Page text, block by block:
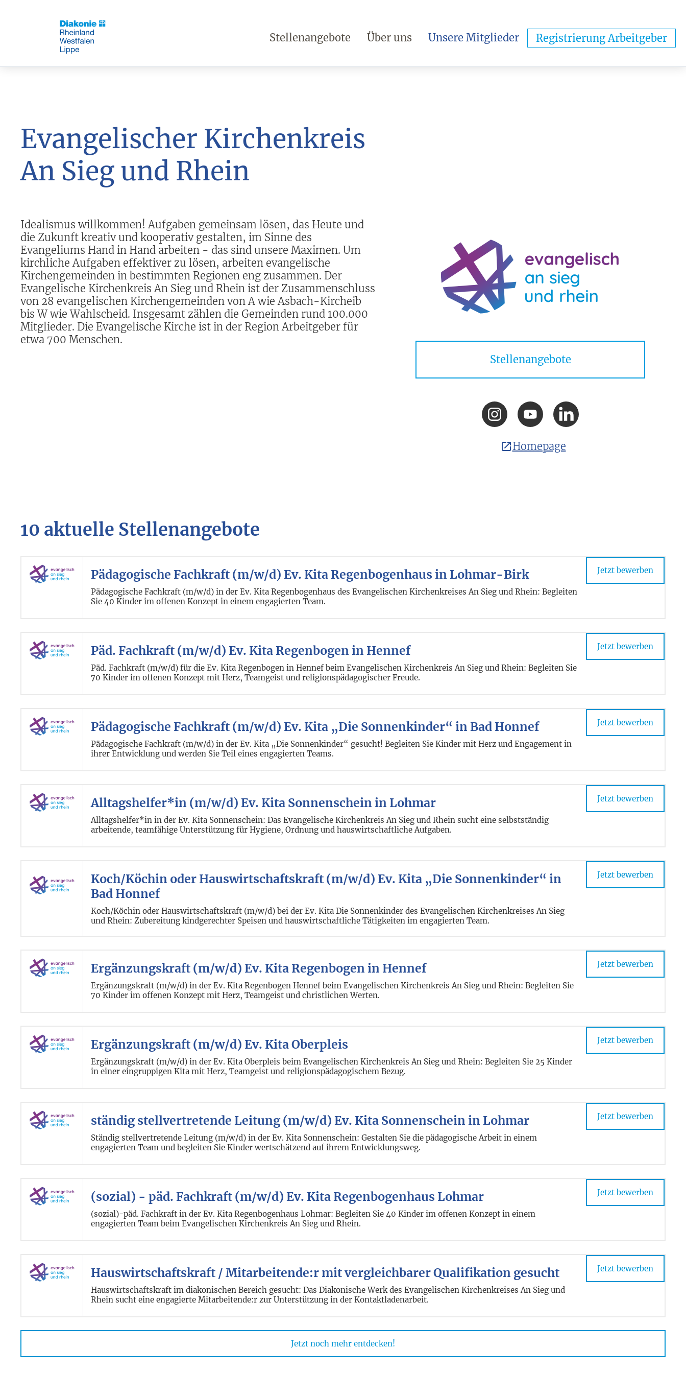
Stellenangebote Über uns Unsere Mitglieder Registrierung Arbeitgeber
Evangelischer Kirchenkreis
An Sieg und Rhein
Idealismus willkommen! Aufgaben gemeinsam lösen, das Heute und
die Zukunft kreativ und kooperativ gestalten, im Sinne des
Evangeliums Hand in Hand arbeiten - das sind unsere Maximen. Um
kirchliche Aufgaben effektiver zu lösen, arbeiten evangelische
Kirchengemeinden in bestimmten Regionen eng zusammen. Der
Evangelische Kirchenkreis An Sieg und Rhein ist der Zusammenschluss
von 28 evangelischen Kirchengemeinden von A wie Asbach-Kircheib
bis W wie Wahlscheid. Insgesamt zählen die Gemeinden rund 100.000
Mitglieder. Die Evangelische Kirche ist in der Region Arbeitgeber für
etwa 700 Menschen.
Stellenangebote
Homepage
10 aktuelle Stellenangebote
Pädagogische Fachkraft (m/w/d) Ev. Kita Regenbogenhaus in Lohmar-Birk
Pädagogische Fachkraft (m/w/d) in der Ev. Kita Regenbogenhaus des Evangelischen Kirchenkreises An Sieg und Rhein: Begleiten
Sie 40 Kinder im offenen Konzept in einem engagierten Team.
Jetzt bewerben
Päd. Fachkraft (m/w/d) Ev. Kita Regenbogen in Hennef
Päd. Fachkraft (m/w/d) für die Ev. Kita Regenbogen in Hennef beim Evangelischen Kirchenkreis An Sieg und Rhein: Begleiten Sie
70 Kinder im offenen Konzept mit Herz, Teamgeist und religionspädagogischer Freude.
Jetzt bewerben
Pädagogische Fachkraft (m/w/d) Ev. Kita „Die Sonnenkinder“ in Bad Honnef
Pädagogische Fachkraft (m/w/d) in der Ev. Kita „Die Sonnenkinder“ gesucht! Begleiten Sie Kinder mit Herz und Engagement in
ihrer Entwicklung und werden Sie Teil eines engagierten Teams.
Jetzt bewerben
Alltagshelfer*in (m/w/d) Ev. Kita Sonnenschein in Lohmar
Alltagshelfer*in in der Ev. Kita Sonnenschein: Das Evangelische Kirchenkreis An Sieg und Rhein sucht eine selbstständig
arbeitende, teamfähige Unterstützung für Hygiene, Ordnung und hauswirtschaftliche Aufgaben.
Jetzt bewerben
Koch/Köchin oder Hauswirtschaftskraft (m/w/d) Ev. Kita „Die Sonnenkinder“ in
Bad Honnef
Koch/Köchin oder Hauswirtschaftskraft (m/w/d) bei der Ev. Kita Die Sonnenkinder des Evangelischen Kirchenkreises An Sieg
und Rhein: Zubereitung kindgerechter Speisen und hauswirtschaftliche Tätigkeiten im engagierten Team.
Jetzt bewerben
Ergänzungskraft (m/w/d) Ev. Kita Regenbogen in Hennef
Ergänzungskraft (m/w/d) in der Ev. Kita Regenbogen Hennef beim Evangelischen Kirchenkreis An Sieg und Rhein: Begleiten Sie
70 Kinder im offenen Konzept mit Herz, Teamgeist und christlichen Werten.
Jetzt bewerben
Ergänzungskraft (m/w/d) Ev. Kita Oberpleis
Ergänzungskraft (m/w/d) in der Ev. Kita Oberpleis beim Evangelischen Kirchenkreis An Sieg und Rhein: Begleiten Sie 25 Kinder
in einer eingruppigen Kita mit Herz, Teamgeist und religionspädagogischem Bezug.
Jetzt bewerben
ständig stellvertretende Leitung (m/w/d) Ev. Kita Sonnenschein in Lohmar
Ständig stellvertretende Leitung (m/w/d) in der Ev. Kita Sonnenschein: Gestalten Sie die pädagogische Arbeit in einem
engagierten Team und begleiten Sie Kinder wertschätzend auf ihrem Entwicklungsweg.
Jetzt bewerben
(sozial) - päd. Fachkraft (m/w/d) Ev. Kita Regenbogenhaus Lohmar
(sozial)-päd. Fachkraft in der Ev. Kita Regenbogenhaus Lohmar: Begleiten Sie 40 Kinder im offenen Konzept in einem
engagierten Team beim Evangelischen Kirchenkreis An Sieg und Rhein.
Jetzt bewerben
Hauswirtschaftskraft / Mitarbeitende:r mit vergleichbarer Qualifikation gesucht
Hauswirtschaftskraft im diakonischen Bereich gesucht: Das Diakonische Werk des Evangelischen Kirchenkreises An Sieg und
Rhein sucht eine engagierte Mitarbeitende:r zur Unterstützung in der Kontaktladenarbeit.
Jetzt bewerben
Jetzt noch mehr entdecken!